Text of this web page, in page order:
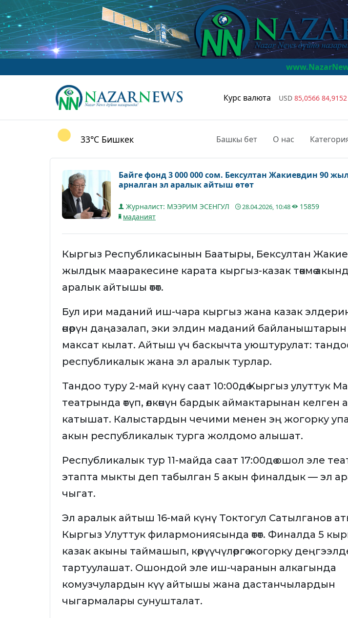
www.NazarNews.kg
Курс валюта USD 85,0566 84,9152
33°C Бишкек Башкы бет О нас
Байге фонд 3 000 000 сом. Бексултан Жакиевдин 90
арналган эл аралык айтыш өтөт
Журналист: МЭЭРИМ ЭСЕНГУЛ 28.04.2026, 10:48
15859
маданият
Кыргыз Республикасынын Баатыры, Бексултан
жылдык мааракесине карата кыргыз-казак төкмө
аралык айтышы өтөт.
Бул ири маданий иш-чара кыргыз жана казак
өнөрүн даңазалап, эки элдин маданий
максат кылат. Айтыш үч баскычта уюштурулат:
республикалык жана эл аралык турлар.
Тандоо туру 2-май күнү саат 10:00дө Кыргыз улуттук
театрында өтүп, өлкөнүн бардык аймактарынан келген
катышат. Калыстардын чечими менен эң жогорку
акын республикалык турга жолдомо алышат.
Республикалык тур 11-майда саат 17:00дө ошол эле
этапта мыкты деп табылган 5 акын финалдык — эл
чыгат.
Эл аралык айтыш 16-май күнү Токтогул Сатылганов
Кыргыз Улуттук филармониясында өтөт. Финалда 5
казак акыны таймашып, көрүүчүлөргө жогорку
тартуулашат. Ошондой эле иш-чаранын алкагында
комузчулардын күү айтышы жана дастанчылардын
чыгармалары сунушталат.